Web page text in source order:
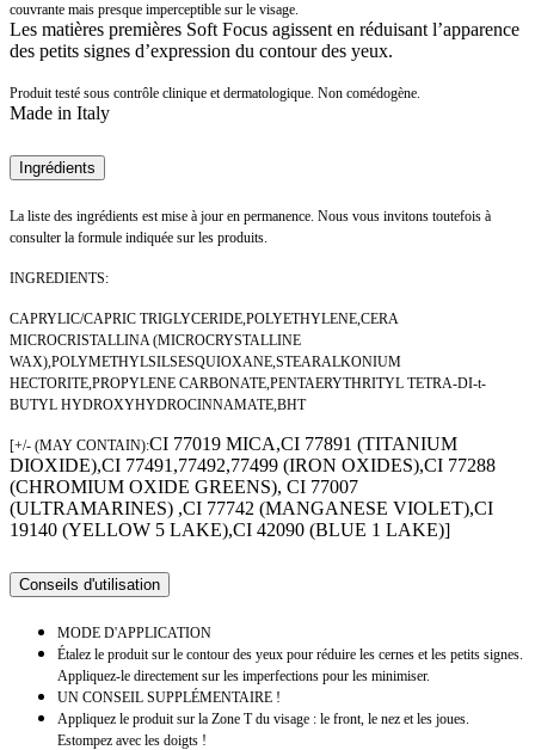
couvrante mais presque imperceptible sur le visage.
Les matières premières Soft Focus agissent en réduisant l’apparence
des petits signes d’expression du contour des yeux.
Produit testé sous contrôle clinique et dermatologique. Non comédogène.
Made in Italy
Ingrédients
La liste des ingrédients est mise à jour en permanence. Nous vous invitons toutefois à
consulter la formule indiquée sur les produits.
INGREDIENTS:
CAPRYLIC/CAPRIC TRIGLYCERIDE,POLYETHYLENE,CERA
MICROCRISTALLINA (MICROCRYSTALLINE
WAX),POLYMETHYLSILSESQUIOXANE,STEARALKONIUM
HECTORITE,PROPYLENE CARBONATE,PENTAERYTHRITYL TETRA-DI-t-
BUTYL HYDROXYHYDROCINNAMATE,BHT
[+/- (MAY CONTAIN):CI 77019 MICA,CI 77891 (TITANIUM
DIOXIDE),CI 77491,77492,77499 (IRON OXIDES),CI 77288
(CHROMIUM OXIDE GREENS), CI 77007
(ULTRAMARINES) ,CI 77742 (MANGANESE VIOLET),CI
19140 (YELLOW 5 LAKE),CI 42090 (BLUE 1 LAKE)]
Conseils d'utilisation
MODE D'APPLICATION
Étalez le produit sur le contour des yeux pour réduire les cernes et les petits signes.
Appliquez-le directement sur les imperfections pour les minimiser.
UN CONSEIL SUPPLÉMENTAIRE !
Appliquez le produit sur la Zone T du visage : le front, le nez et les joues.
Estompez avec les doigts !